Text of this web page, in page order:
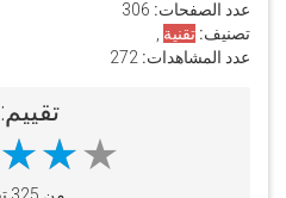
عدد الصفحات:
تصنيف: تقنية
عدد المشاهدات:
تقييم: